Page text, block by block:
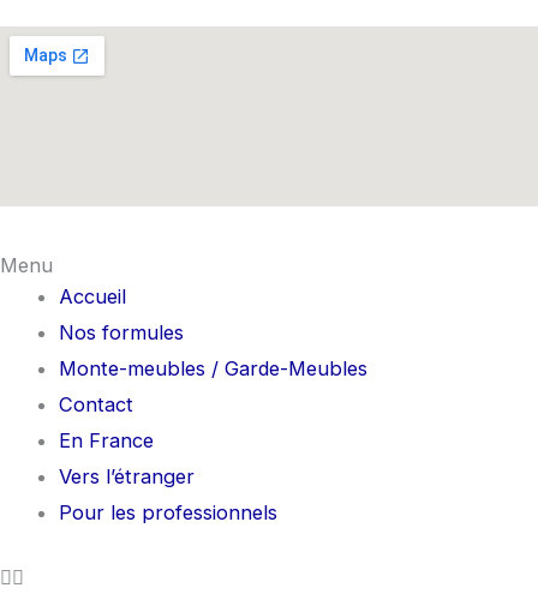
Menu
Accueil
Nos formules
Monte-meubles / Garde-Meubles
Contact
En France
Vers l’étranger
Pour les professionnels